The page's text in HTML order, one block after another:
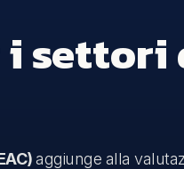
settori
aggiunge alla